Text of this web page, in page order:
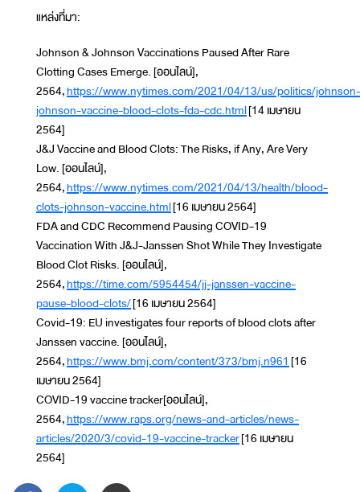
แหล่งที่มา:
Johnson & Johnson Vaccinations Paused After Rare
Clotting Cases Emerge. [ออนไลน์],
2564,https://www.nytimes.com/2021/04/13/us/politics/johnson-
johnson-vaccine-blood-clots-fda-cdc.html[14 เมษายน
2564]
J&J Vaccine and Blood Clots: The Risks, if Any, Are Very
Low. [ออนไลน์],
2564,https://www.nytimes.com/2021/04/13/health/blood-
clots-johnson-vaccine.html[16 เมษายน 2564]
FDA and CDC Recommend Pausing COVID-19
Vaccination With J&J-Janssen Shot While They Investigate
Blood Clot Risks. [ออนไลน์],
2564,https://time.com/5954454/jj-janssen-vaccine-
pause-blood-clots/[16 เมษายน 2564]
Covid-19: EU investigates four reports of blood clots after
Janssen vaccine. [ออนไลน์],
2564,https://www.bmj.com/content/373/bmj.n961[16
เมษายน 2564]
COVID-19 vaccine tracker[ออนไลน์],
2564,https://www.raps.org/news-and-articles/news-
articles/2020/3/covid-19-vaccine-tracker[16 เมษายน
2564]